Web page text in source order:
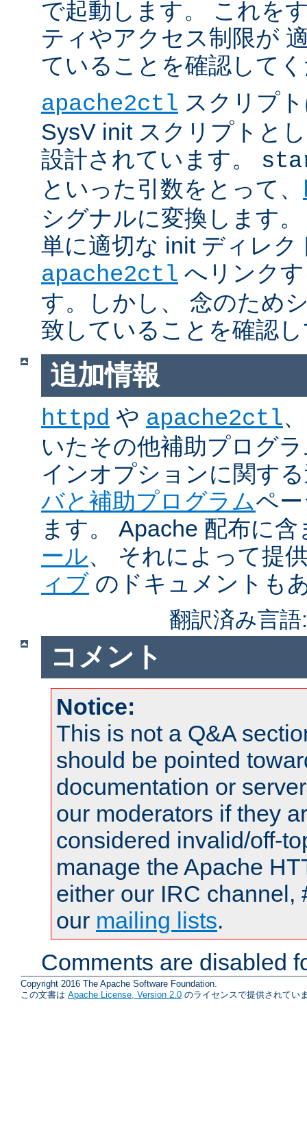
で起動します。 これを
ティやアクセス制限が
ていることを確認して
apache2ctl スクリプ
SysV init スクリプトと
設計されています。
といった引数をとって、
シグナルに変換します
単に適切な init ディレク
apache2ctl へリンク
す。しかし、 念のため
致していることを確認
追加情報
httpd や apache2ctl
いたその他補助プログ
インオプションに関す
バと補助プログラムペ
ます。 Apache 配布に
ール、 それによって提
ィブ のドキュメントも
翻訳済み言
コメント
Notice:
This is not a Q&A
should be pointed
documentation or
our moderators if they
considered invalid/off-
manage the Apache
either our IRC channel,
our mailing lists.
Comments are disabled
Copyright 2016 The Apache Software Foundation.
この文書は Apache License, Version 2.0 のライセンスで提供されてい